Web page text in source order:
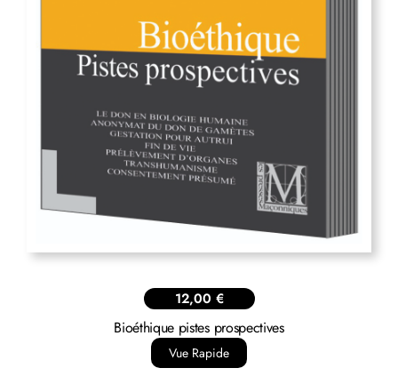
12,00 €
Bioéthique pistes prospectives
Vue Rapide